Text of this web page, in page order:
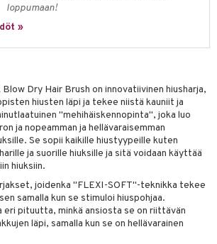
loppumaan!
»
Dry Hair Brush on innovatiivinen hiusharja,
hiusten läpi ja tekee niistä kauniit ja
"mehihäiskennopinta", joka luo
ja nopeamman ja hellävaraisemman
Se sopii kaikille hiustyypeille kuten
ja suorille hiuksille ja sitä voidaan käyttää
hiuksiin.
joidenka "FLEXI-SOFT"-teknikka tekee
samalla kun se stimuloi hiuspohjaa.
eri pituutta, minkä ansiosta se on riittävän
läpi, samalla kun se on hellävarainen